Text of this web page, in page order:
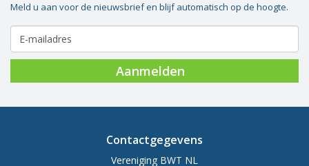
Meld u aan voor de nieuwsbrief en blijf automatisch op de hoogte.
Aanmelden
Contactgegevens
Vereniging BWT NL